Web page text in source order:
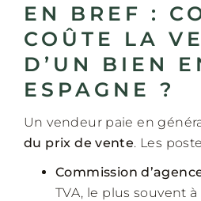
EN BREF :
COÛTE LA
D’UN BIEN
ESPAGNE ?
Un vendeur paie en
du prix de vente. Les
Commission
TVA, le plus souvent